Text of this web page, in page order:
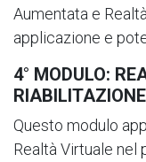
Aumentata e
applicazione e
4° MODULO:
Questo modulo
Realtà Virtuale nel